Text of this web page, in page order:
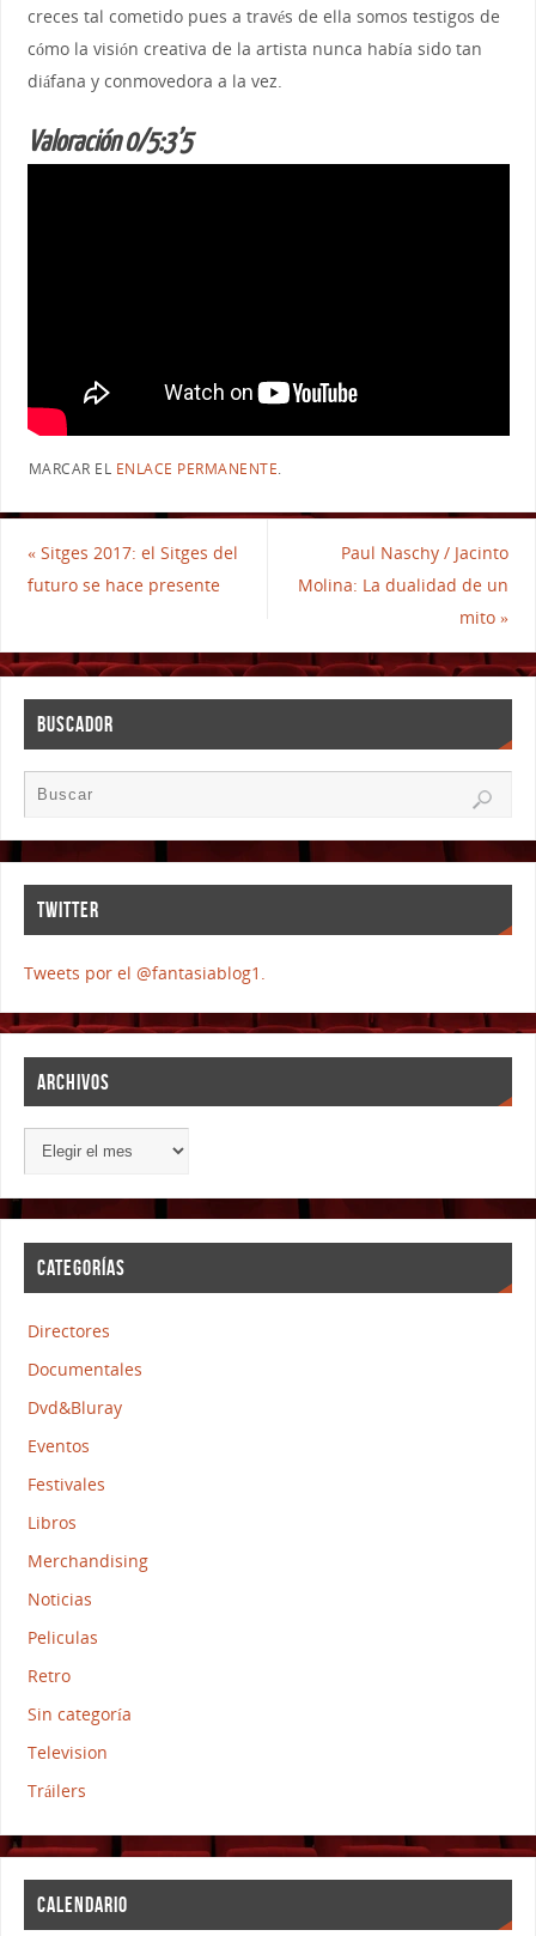
creces tal cometido pues a través de ella somos testigos de
cómo la visión creativa de la artista nunca había sido tan
diáfana y conmovedora a la vez.
Valoración 0/5:3’5
MARCAR EL ENLACE PERMANENTE.
«Sitges 2017: el Sitges del
futuro se hace presente
Paul Naschy / Jacinto
Molina: La dualidad de un
mito»
BUSCADOR
TWITTER
Tweets por el @fantasiablog1.
ARCHIVOS
CATEGORÍAS
Directores
Documentales
Dvd&Bluray
Eventos
Festivales
Libros
Merchandising
Noticias
Peliculas
Retro
Sin categoría
Television
Tráilers
CALENDARIO